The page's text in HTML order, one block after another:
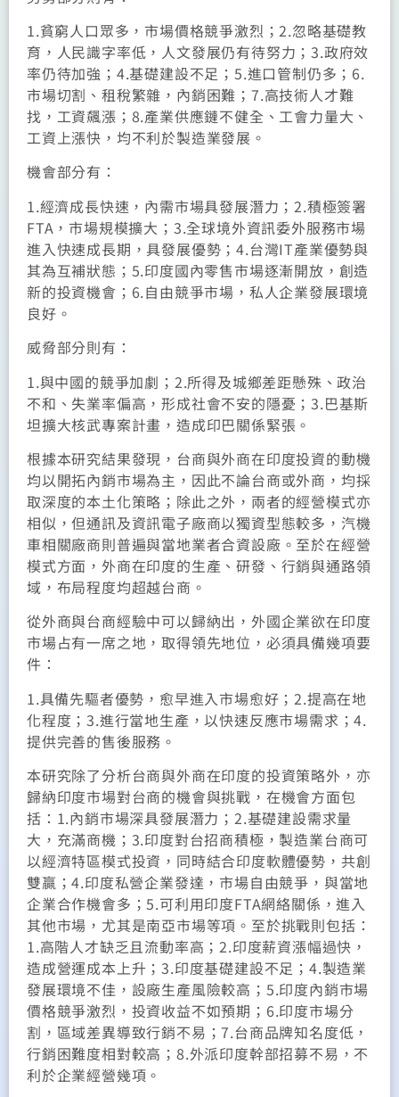
1.貧窮人口眾多，市場價格競爭激烈；2.忽略基礎教
育，人民識字率低，人文發展仍有待努力；3.政府效
率仍待加強；4.基礎建設不足；5.進口管制仍多；6.
市場切割、租稅繁雜，內銷困難；7.高技術人才難
找，工資飆漲；8.產業供應鏈不健全、工會力量大、
工資上漲快，均不利於製造業發展。
機會部分有：
1.經濟成長快速，內需市場具發展潛力；2.積極簽署
FTA，市場規模擴大；3.全球境外資訊委外服務市場
進入快速成長期，具發展優勢；4.台灣IT產業優勢與
其為互補狀態；5.印度國內零售市場逐漸開放，創造
新的投資機會；6.自由競爭市場，私人企業發展環境
良好。
威脅部分則有：
1.與中國的競爭加劇；2.所得及城鄉差距懸殊、政治
不和、失業率偏高，形成社會不安的隱憂；3.巴基斯
坦擴大核武專案計畫，造成印巴關係緊張。
根據本研究結果發現，台商與外商在印度投資的動機
均以開拓內銷市場為主，因此不論台商或外商，均採
取深度的本土化策略；除此之外，兩者的經營模式亦
相似，但通訊及資訊電子廠商以獨資型態較多，汽機
車相關廠商則普遍與當地業者合資設廠。至於在經營
模式方面，外商在印度的生產、研發、行銷與通路領
域，布局程度均超越台商。
從外商與台商經驗中可以歸納出，外國企業欲在印度
市場占有一席之地，取得領先地位，必須具備幾項要
件：
1.具備先驅者優勢，愈早進入市場愈好；2.提高在地
化程度；3.進行當地生產，以快速反應市場需求；4.
提供完善的售後服務。
本研究除了分析台商與外商在印度的投資策略外，亦
歸納印度市場對台商的機會與挑戰，在機會方面包
括：1.內銷市場深具發展潛力；2.基礎建設需求量
大，充滿商機；3.印度對台招商積極，製造業台商可
以經濟特區模式投資，同時結合印度軟體優勢，共創
雙贏；4.印度私營企業發達，市場自由競爭，與當地
企業合作機會多；5.可利用印度FTA網絡關係，進入
其他市場，尤其是南亞市場等項。至於挑戰則包括：
1.高階人才缺乏且流動率高；2.印度薪資漲幅過快，
造成營運成本上升；3.印度基礎建設不足；4.製造業
發展環境不佳，設廠生產風險較高；5.印度內銷市場
價格競爭激烈，投資收益不如預期；6.印度市場分
割，區域差異導致行銷不易；7.台商品牌知名度低，
行銷困難度相對較高；8.外派印度幹部招募不易，不
利於企業經營幾項。